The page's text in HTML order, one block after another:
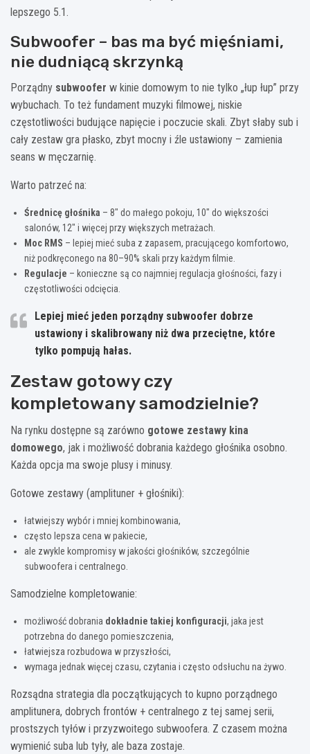
lepszego 5.1.
Subwoofer – bas ma być mięśniami,
nie dudniącą skrzynką
Porządny subwoofer w kinie domowym to nie tylko „łup łup” przy
wybuchach. To też fundament muzyki filmowej, niskie
częstotliwości budujące napięcie i poczucie skali. Zbyt słaby sub i
cały zestaw gra płasko, zbyt mocny i źle ustawiony – zamienia
seans w męczarnię.
Warto patrzeć na:
Średnicę głośnika – 8″ do małego pokoju, 10″ do większości
salonów, 12″ i więcej przy większych metrażach.
Moc RMS – lepiej mieć suba z zapasem, pracującego komfortowo,
niż podkręconego na 80–90% skali przy każdym filmie.
Regulacje – konieczne są co najmniej regulacja głośności, fazy i
częstotliwości odcięcia.
Lepiej mieć jeden porządny subwoofer dobrze
ustawiony i skalibrowany niż dwa przeciętne, które
tylko pompują hałas.
Zestaw gotowy czy
kompletowany samodzielnie?
Na rynku dostępne są zarówno gotowe zestawy kina
domowego, jak i możliwość dobrania każdego głośnika osobno.
Każda opcja ma swoje plusy i minusy.
Gotowe zestawy (amplituner + głośniki):
łatwiejszy wybór i mniej kombinowania,
często lepsza cena w pakiecie,
ale zwykle kompromisy w jakości głośników, szczególnie
subwoofera i centralnego.
Samodzielne kompletowanie:
możliwość dobrania dokładnie takiej konfiguracji, jaka jest
potrzebna do danego pomieszczenia,
łatwiejsza rozbudowa w przyszłości,
wymaga jednak więcej czasu, czytania i często odsłuchu na żywo.
Rozsądna strategia dla początkujących to kupno porządnego
amplitunera, dobrych frontów + centralnego z tej samej serii,
prostszych tyłów i przyzwoitego subwoofera. Z czasem można
wymienić suba lub tyły, ale baza zostaje.